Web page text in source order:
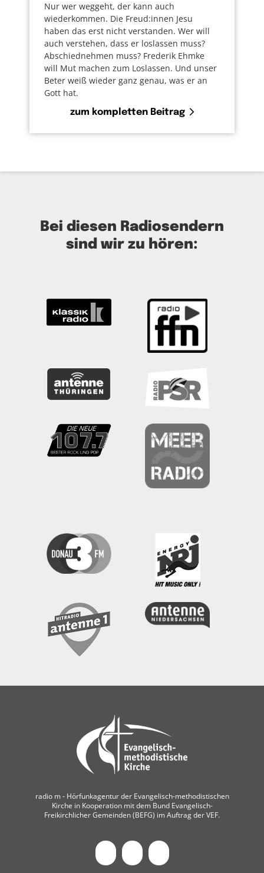
Nur wer weggeht, der kann auch
wiederkommen. Die Freud:innen Jesu
haben das erst nicht verstanden. Wer will
auch verstehen, dass er loslassen muss?
Abschiednehmen muss? Frederik Ehmke
will Mut machen zum Loslassen. Und unser
Beter weiß wieder ganz genau, was er an
Gott hat.
zum kompletten Beitrag
Bei diesen Radiosendern
sind wir zu hören:
radio m ‐ Hörfunkagentur der Evangelisch-methodistischen
Kirche in Kooperation mit dem Bund Evangelisch-
Freikirchlicher Gemeinden (BEFG) im Auftrag der VEF.